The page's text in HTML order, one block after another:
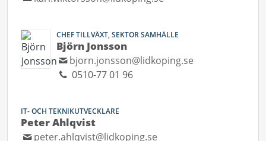
CHEF TILLVÄXT, SEKTOR SAMHÄLLE
Björn Jonsson
bjorn.jonsson@lidkoping.se
0510-77 01 96
IT- OCH TEKNIKUTVECKLARE
Peter Ahlqvist
peter.ahlqvist@lidkoping.se